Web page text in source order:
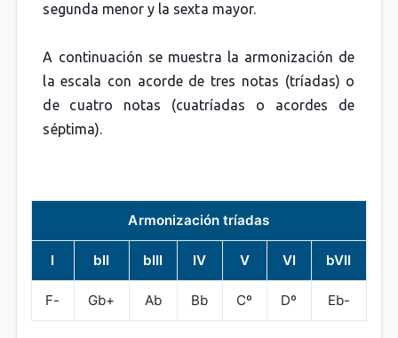
segunda menor y la sexta mayor.
A continuación se muestra la armonización de
la escala con acorde de tres notas (tríadas) o
de cuatro notas (cuatríadas o acordes de
séptima).
Armonización tríadas
I bII bIII IV V VI bVII
F- Gb+ Ab Bb Cº Dº Eb-